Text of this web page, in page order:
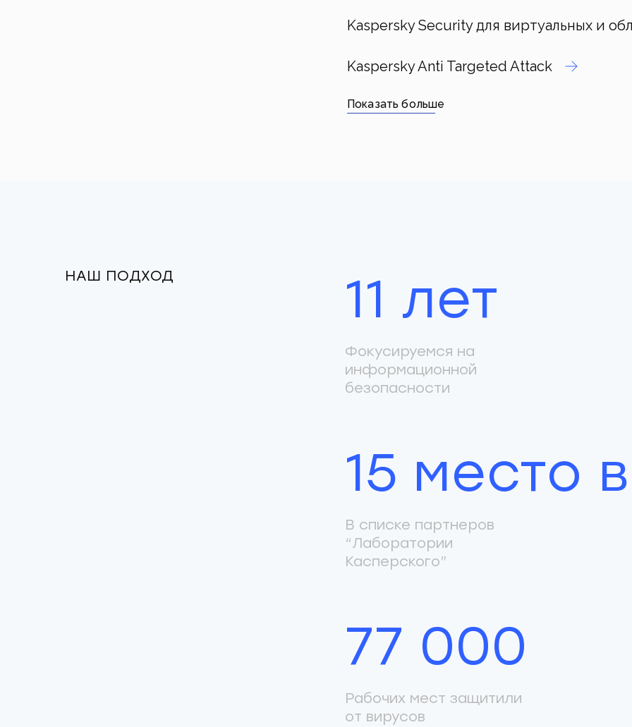
Kaspersky Security для виртуальных и
Kaspersky Anti Targeted Attack
Показать больше
НАШ ПОДХОД 11 лет
Фокусируемся на
информационной
безопасности
15 место
В списке партнеров
“Лаборатории
Касперского”
77 000
Рабочих мест защитили
от вирусов